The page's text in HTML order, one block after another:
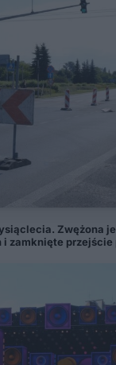
Zwężona
zamknięte przejście